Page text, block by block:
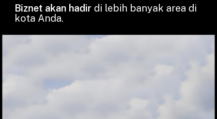
Biznet akan hadir di lebih banyak area di
kota Anda.